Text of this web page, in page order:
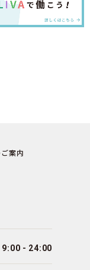
案内
9:00 - 24:00